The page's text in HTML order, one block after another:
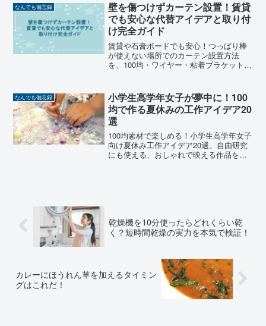
なんでも備忘録
壁を傷つけずカーテン設置！賃貸
でも安心な代替アイデアと取り付
け完全ガイド
賃貸や石膏ボードでも安心！つっぱり棒
が使えない場所でのカーテン設置方法
を、100均・ワイヤー・粘着ブラケットな
なんでも備忘録
小学生高学年女子が夢中に！100
均で作る夏休みの工作アイデア20
選
100均素材で楽しめる！小学生高学年女子
向け夏休み工作アイデア20選。自由研究
にも使える、おしゃれで映える作品を紹
乾燥機を10分使ったらどれくらい乾
く？短時間乾燥の実力を本気で検証！
カレーにほうれん草を加えるタイミン
グはこれだ！